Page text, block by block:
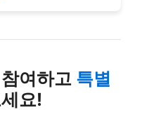
여하고 특별
요!